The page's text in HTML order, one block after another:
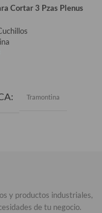
Cortar 3 Pzas Plenus
Tramontina
y productos industriales,
de tu negocio.